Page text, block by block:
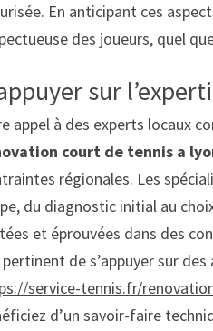
En anticipant ces
des joueurs, quel
sur
appel à des experts locaux
court de tennis a
régionales. Les
du diagnostic initial au
et éprouvées dans des
de s’appuyer sur
service-tennis.fr/
d’un savoir-faire